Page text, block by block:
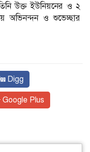
উক্ত ইউনিয়নের ও ২
অভিনন্দন ও শুভেচ্ছার
Digg
Google Plus